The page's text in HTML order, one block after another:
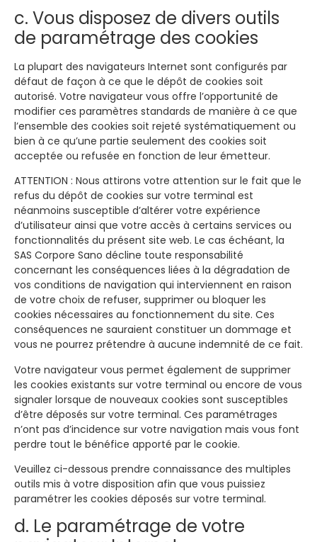
c. Vous disposez de divers outils
de paramétrage des cookies
La plupart des navigateurs Internet sont configurés par
défaut de façon à ce que le dépôt de cookies soit
autorisé. Votre navigateur vous offre l’opportunité de
modifier ces paramètres standards de manière à ce que
l’ensemble des cookies soit rejeté systématiquement ou
bien à ce qu’une partie seulement des cookies soit
acceptée ou refusée en fonction de leur émetteur.
ATTENTION : Nous attirons votre attention sur le fait que le
refus du dépôt de cookies sur votre terminal est
néanmoins susceptible d’altérer votre expérience
d’utilisateur ainsi que votre accès à certains services ou
fonctionnalités du présent site web. Le cas échéant, la
SAS Corpore Sano décline toute responsabilité
concernant les conséquences liées à la dégradation de
vos conditions de navigation qui interviennent en raison
de votre choix de refuser, supprimer ou bloquer les
cookies nécessaires au fonctionnement du site. Ces
conséquences ne sauraient constituer un dommage et
vous ne pourrez prétendre à aucune indemnité de ce fait.
Votre navigateur vous permet également de supprimer
les cookies existants sur votre terminal ou encore de vous
signaler lorsque de nouveaux cookies sont susceptibles
d’être déposés sur votre terminal. Ces paramétrages
n’ont pas d’incidence sur votre navigation mais vous font
perdre tout le bénéfice apporté par le cookie.
Veuillez ci-dessous prendre connaissance des multiples
outils mis à votre disposition afin que vous puissiez
paramétrer les cookies déposés sur votre terminal.
d. Le paramétrage de votre